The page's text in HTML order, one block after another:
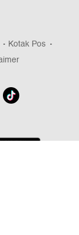
Kotak Pos